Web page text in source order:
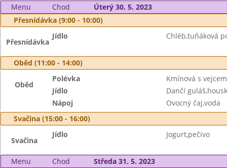
Menu Chod
Úterý 30. 5. 2023
Přesnídávka (9:00 - 10:00)
Přesnídávka
Jídlo Chléb,tuňáková
Oběd (11:00 - 14:00)
Oběd
Polévka
Kmínová s vejcem
Jídlo
Dančí
Nápoj
Ovocný čaj,voda
Svačina (15:00 - 16:00)
Svačina
Jídlo Jogurt,pečivo
Menu Chod
Středa 31. 5. 2023